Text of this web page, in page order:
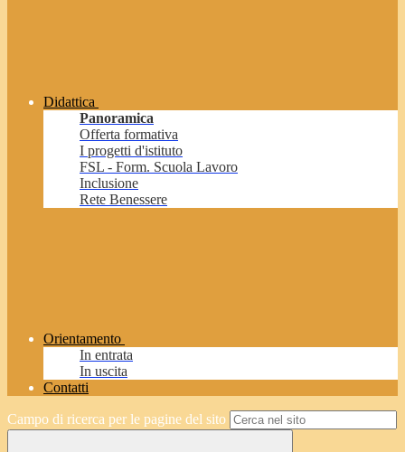
Didattica
Panoramica
Offerta formativa
I progetti d'istituto
FSL - Form. Scuola Lavoro
Inclusione
Rete Benessere
Orientamento
In entrata
In uscita
Contatti
Campo di ricerca per le pagine del sito